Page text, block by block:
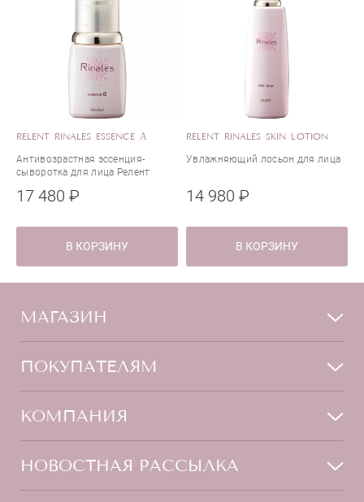
RELENT RINALES ESSENCE Α
Антивозрастная эссенция-
сыворотка для лица Релент
17 480 ₽
В КОРЗИНУ
RELENT RINALES SKIN LOTION
Увлажняющий лосьон для лица
14 980 ₽
В КОРЗИНУ
МАГАЗИН
Лицо
Для дома
ПОКУПАТЕЛЯМ
Способы оплаты
КОМПАНИЯ
О нас
НОВОСТНАЯ РАССЫЛКА